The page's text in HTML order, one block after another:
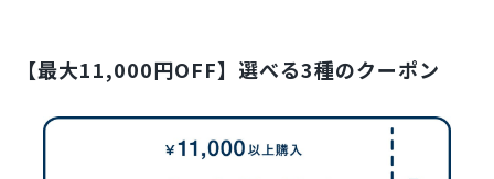
【最大11,000円OFF】選べる3種のクーポン